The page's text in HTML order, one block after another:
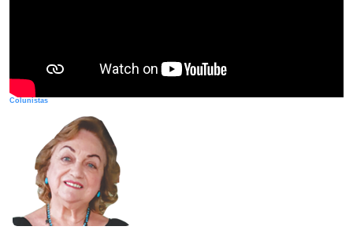
Colunistas